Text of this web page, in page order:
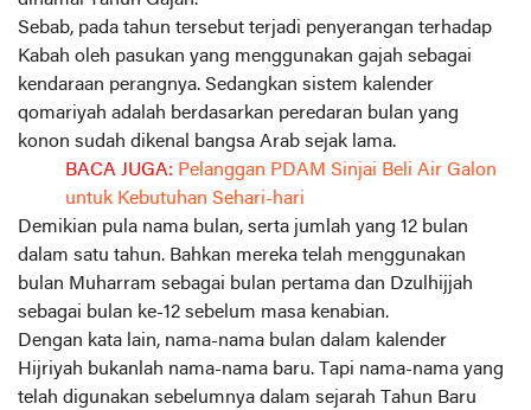
Sebab, pada tahun tersebut terjadi penyerangan terhadap
Kabah oleh pasukan yang menggunakan gajah sebagai
kendaraan perangnya. Sedangkan sistem kalender
qomariyah adalah berdasarkan peredaran bulan yang
konon sudah dikenal bangsa Arab sejak lama.
BACA JUGA: Pelanggan PDAM Sinjai Beli Air Galon
untuk Kebutuhan Sehari-hari
Demikian pula nama bulan, serta jumlah yang 12 bulan
dalam satu tahun. Bahkan mereka telah menggunakan
bulan Muharram sebagai bulan pertama dan Dzulhijjah
sebagai bulan ke-12 sebelum masa kenabian.
Dengan kata lain, nama-nama bulan dalam kalender
Hijriyah bukanlah nama-nama baru. Tapi nama-nama yang
telah digunakan sebelumnya dalam sejarah Tahun Baru